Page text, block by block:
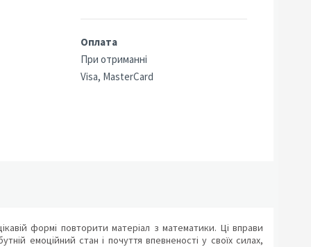
Оплата
При отриманні
Visa, MasterCard
формі повторити матеріал з математики. Ці вправи
емоційний стан і почуття впевненості у своїх силах,